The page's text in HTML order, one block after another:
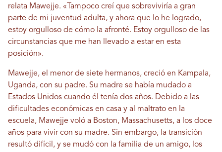
relata Mawejje. «Tampoco creí que sobreviviría a gran
parte de mi juventud adulta, y ahora que lo he logrado,
estoy orgulloso de cómo la afronté. Estoy orgulloso de las
circunstancias que me han llevado a estar en esta
posición».
Mawejje, el menor de siete hermanos, creció en Kampala,
Uganda, con su padre. Su madre se había mudado a
Estados Unidos cuando él tenía dos años. Debido a las
dificultades económicas en casa y al maltrato en la
escuela, Mawejje voló a Boston, Massachusetts, a los doce
años para vivir con su madre. Sin embargo, la transición
resultó difícil, y se mudó con la familia de un amigo, los